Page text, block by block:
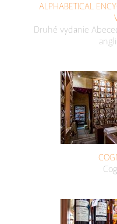
ALPHABETICAL
Druhé vydanie